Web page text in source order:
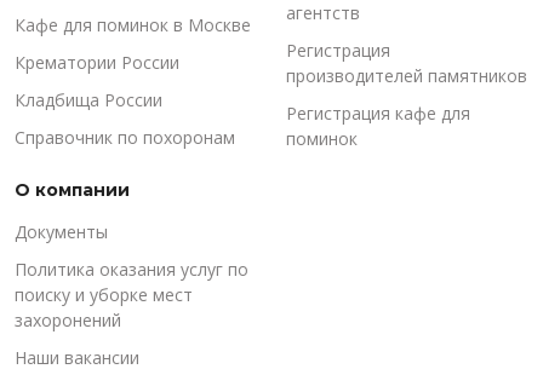
Кафе для поминок в Москве
Крематории России
Кладбища России
Справочник по похоронам
агентств
Регистрация
производителей памятников
Регистрация кафе для
поминок
О компании
Документы
Политика оказания услуг по
поиску и уборке мест
захоронений
Наши вакансии